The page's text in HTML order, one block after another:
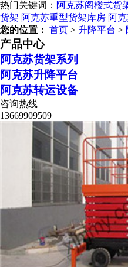
热门关键词： 阿克苏阁楼式货
货架 阿克苏重型货架库房 阿
您的位置： 首页 > 升降平台 >
产品中心
阿克苏货架系列
阿克苏升降平台
阿克苏转运设备
咨询热线
13669909509